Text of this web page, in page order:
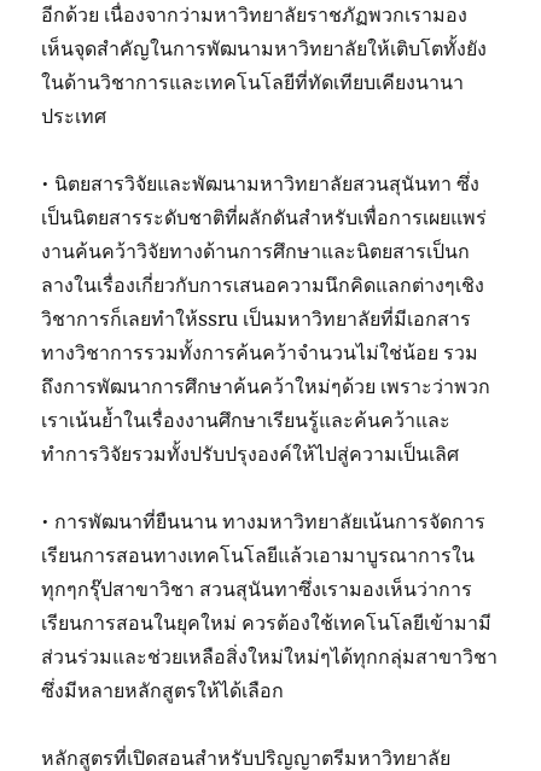
อีกด้วย เนื่องจากว่ามหาวิทยาลัยราชภัฏพวกเรามอง
เห็นจุดสำคัญในการพัฒนามหาวิทยาลัยให้เติบโตทั้งยัง
ในด้านวิชาการและเทคโนโลยีที่ทัดเทียบเคียงนานา
ประเทศ
• นิตยสารวิจัยและพัฒนามหาวิทยาลัยสวนสุนันทา ซึ่ง
เป็นนิตยสารระดับชาติที่ผลักดันสำหรับเพื่อการเผยแพร่
งานค้นคว้าวิจัยทางด้านการศึกษาและนิตยสารเป็นก
ลางในเรื่องเกี่ยวกับการเสนอความนึกคิดแลกต่างๆเชิง
วิชาการก็เลยทำให้ssru เป็นมหาวิทยาลัยที่มีเอกสาร
ทางวิชาการรวมทั้งการค้นคว้าจำนวนไม่ใช่น้อย รวม
ถึงการพัฒนาการศึกษาค้นคว้าใหม่ๆด้วย เพราะว่าพวก
เราเน้นย้ำในเรื่องงานศึกษาเรียนรู้และค้นคว้าและ
ทำการวิจัยรวมทั้งปรับปรุงองค์ให้ไปสู่ความเป็นเลิศ
• การพัฒนาที่ยืนนาน ทางมหาวิทยาลัยเน้นการจัดการ
เรียนการสอนทางเทคโนโลยีแล้วเอามาบูรณาการใน
ทุกๆกรุ๊ปสาขาวิชา สวนสุนันทาซึ่งเรามองเห็นว่าการ
เรียนการสอนในยุคใหม่ ควรต้องใช้เทคโนโลยีเข้ามามี
ส่วนร่วมและช่วยเหลือสิ่งใหม่ใหม่ๆได้ทุกกลุ่มสาขาวิชา
ซึ่งมีหลายหลักสูตรให้ได้เลือก
หลักสูตรที่เปิดสอนสำหรับปริญญาตรีมหาวิทยาลัย